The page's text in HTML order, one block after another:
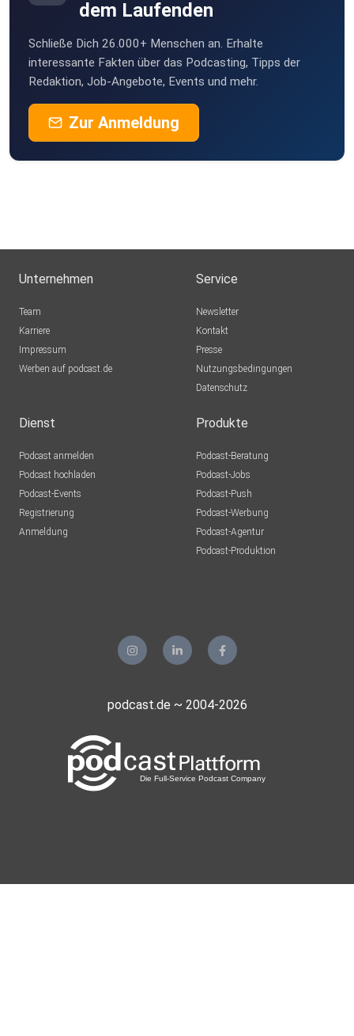
dem Laufenden
Schließe Dich 26.000+ Menschen an. Erhalte
interessante Fakten über das Podcasting, Tipps der
Redaktion, Job-Angebote, Events und mehr.
Zur Anmeldung
Unternehmen
Team
Karriere
Impressum
Werben auf podcast.de
Service
Newsletter
Kontakt
Presse
Nutzungsbedingungen
Datenschutz
Dienst
Podcast anmelden
Podcast hochladen
Podcast-Events
Registrierung
Anmeldung
Produkte
Podcast-Beratung
Podcast-Jobs
Podcast-Push
Podcast-Werbung
Podcast-Agentur
Podcast-Produktion
podcast.de ~ 2004-2026